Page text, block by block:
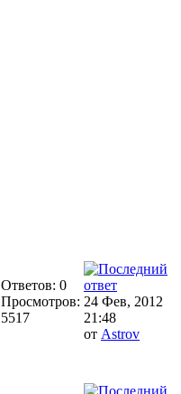
Ответов: 0
Просмотров:
5517
24 Фев, 2012
21:48
от Astrov